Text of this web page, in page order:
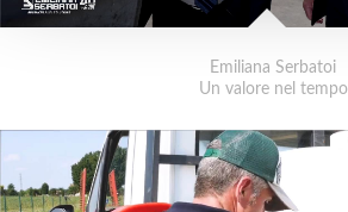
Emiliana Serbatoi
Un valore nel tempo